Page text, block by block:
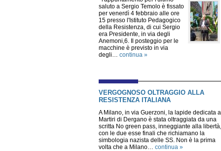
saluto a Sergio Temolo è fissato
per venerdì 4 febbraio alle ore
15 presso l'Istituto Pedagogico
della Resistenza, di cui Sergio
era Presidente, in via degli
Anemoni,6. Il posteggio per le
macchine è previsto in via
degli… continua »
VERGOGNOSO OLTRAGGIO ALLA
RESISTENZA ITALIANA
A Milano, in via Guerzoni, la lapide dedicata
Martiri di Dergano è stata oltraggiata da una
scritta No green pass, inneggiante alla libertà,
con le due esse finali che richiamano la
simbologia nazista delle SS. Non è la prima
volta che a Milano… continua »